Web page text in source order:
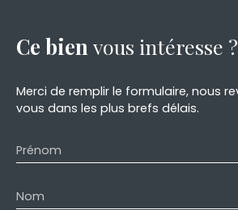
Ce bien vous intéresse ?
Merci de remplir le formulaire, nous
vous dans les plus brefs délais.
Prénom
Nom